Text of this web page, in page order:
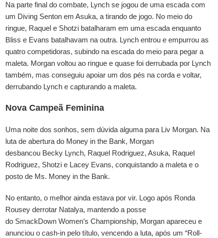
Na parte final do combate, Lynch se jogou de uma escada com
um Diving Senton em Asuka, a tirando de jogo. No meio do
ringue, Raquel e Shotzi batalharam em uma escada enquanto
Bliss e Evans batalhavam na outra. Lynch entrou e empurrou as
quatro competidoras, subindo na escada do meio para pegar a
maleta. Morgan voltou ao ringue e quase foi derrubada por Lynch
também, mas conseguiu apoiar um dos pés na corda e voltar,
derrubando Lynch e capturando a maleta.
Nova Campeã Feminina
Uma noite dos sonhos, sem dúvida alguma para Liv Morgan. Na
luta de abertura do Money in the Bank, Morgan
desbancou Becky Lynch, Raquel Rodriguez, Asuka, Raquel
Rodriguez, Shotzi e Lacey Evans, conquistando a maleta e o
posto de Ms. Money in the Bank.
No entanto, o melhor ainda estava por vir. Logo após Ronda
Rousey derrotar Natalya, mantendo a posse
do SmackDown Women’s Championship, Morgan apareceu e
anunciou o cash-in pelo título, vencendo a luta, após um “Roll-